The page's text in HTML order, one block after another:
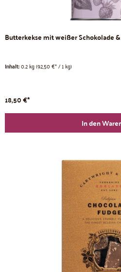
Butterkekse mit weißer Schokolade
Inhalt:0.2 kg(92,50 €* / 1 kg)
18,50 €*
In den